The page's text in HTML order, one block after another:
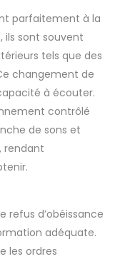
parfaitement à la
ils sont souvent
tels que des
changement de
à écouter.
contrôlé
de sons et
rendant
refus d’obéissance
adéquate.
les ordres